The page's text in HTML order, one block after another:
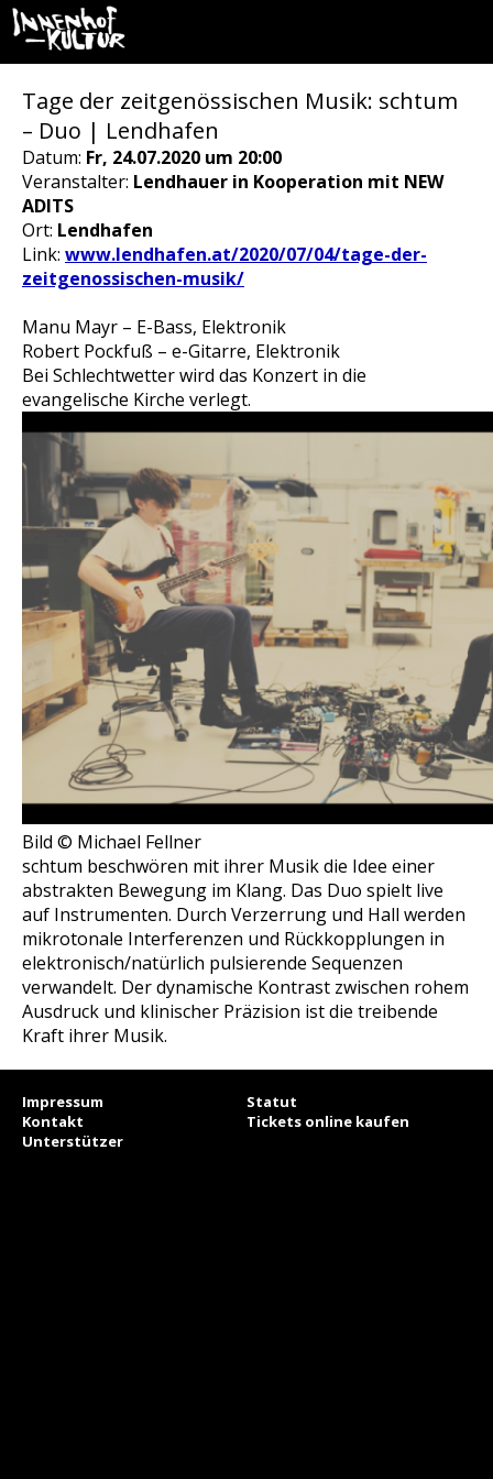
Tage der zeitgenössischen Musik: schtum
– Duo | Lendhafen
Datum: Fr, 24.07.2020 um 20:00
Veranstalter: Lendhauer in Kooperation mit NEW
ADITS
Ort: Lendhafen
Link: www.lendhafen.at/2020/07/04/tage-der-
zeitgenossischen-musik/
Manu Mayr – E-Bass, Elektronik
Robert Pockfuß – e-Gitarre, Elektronik
Bei Schlechtwetter wird das Konzert in die
evangelische Kirche verlegt.
Bild © Michael Fellner
schtum beschwören mit ihrer Musik die Idee einer
abstrakten Bewegung im Klang. Das Duo spielt live
auf Instrumenten. Durch Verzerrung und Hall werden
mikrotonale Interferenzen und Rückkopplungen in
elektronisch/natürlich pulsierende Sequenzen
verwandelt. Der dynamische Kontrast zwischen rohem
Ausdruck und klinischer Präzision ist die treibende
Kraft ihrer Musik.
Impressum
Statut
Kontakt
Tickets online kaufen
Unterstützer